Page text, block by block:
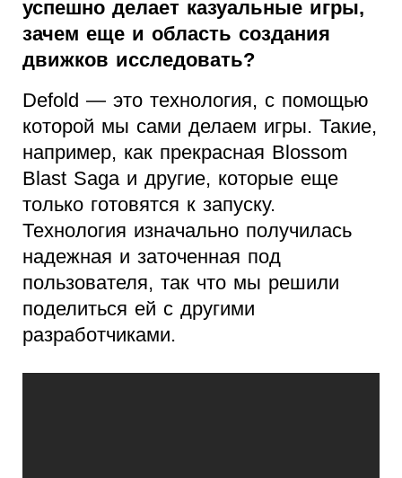
успешно делает казуальные игры,
зачем еще и область создания
движков исследовать?
Defold — это технология, с помощью
которой мы сами делаем игры. Такие,
например, как прекрасная Blossom
Blast Saga и другие, которые еще
только готовятся к запуску.
Технология изначально получилась
надежная и заточенная под
пользователя, так что мы решили
поделиться ей с другими
разработчиками.